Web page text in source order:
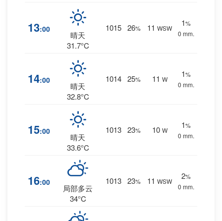
13:00
晴天
31.7°C
1015 26% 11 WSW
1%
0 mm.
14:00
晴天
32.8°C
1014 25% 11 W
1%
0 mm.
15:00
晴天
33.6°C
1013 23% 10 W
1%
0 mm.
16:00
局部多云
34°C
1013 23% 11 WSW
2%
0 mm.